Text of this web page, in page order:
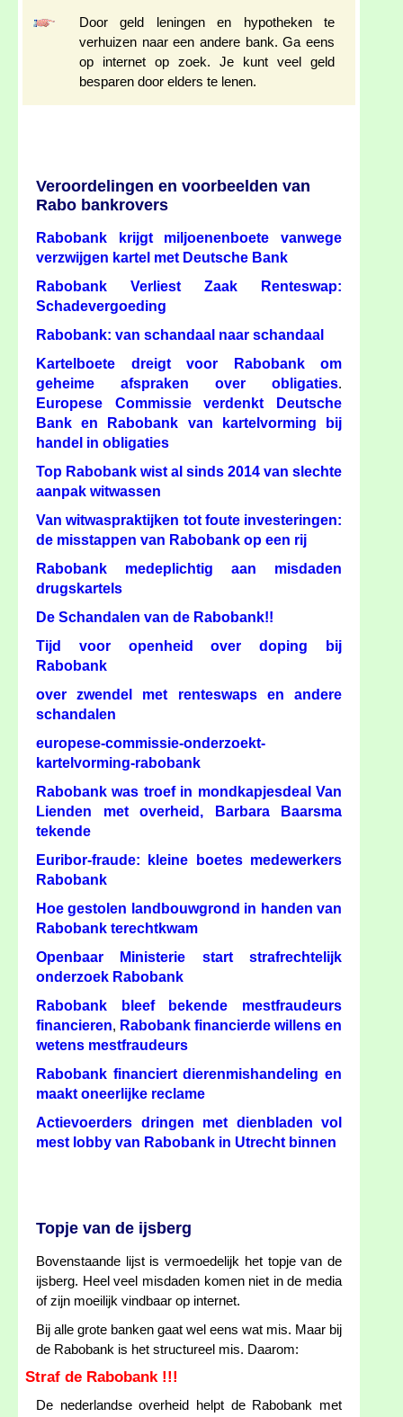
Door geld leningen en hypotheken te
verhuizen naar een andere bank. Ga eens
op internet op zoek. Je kunt veel geld
besparen door elders te lenen.
Veroordelingen en voorbeelden van
Rabo bankrovers
Rabobank krijgt miljoenenboete vanwege
verzwijgen kartel met Deutsche Bank
Rabobank Verliest Zaak Renteswap:
Schadevergoeding
Rabobank: van schandaal naar schandaal
Kartelboete dreigt voor Rabobank om
geheime afspraken over obligaties.
Europese Commissie verdenkt Deutsche
Bank en Rabobank van kartelvorming bij
handel in obligaties
Top Rabobank wist al sinds 2014 van slechte
aanpak witwassen
Van witwaspraktijken tot foute investeringen:
de misstappen van Rabobank op een rij
Rabobank medeplichtig aan misdaden
drugskartels
De Schandalen van de Rabobank!!
Tijd voor openheid over doping bij
Rabobank
over zwendel met renteswaps en andere
schandalen
europese-commissie-onderzoekt-
kartelvorming-rabobank
Rabobank was troef in mondkapjesdeal Van
Lienden met overheid, Barbara Baarsma
tekende
Euribor-fraude: kleine boetes medewerkers
Rabobank
Hoe gestolen landbouwgrond in handen van
Rabobank terechtkwam
Openbaar Ministerie start strafrechtelijk
onderzoek Rabobank
Rabobank bleef bekende mestfraudeurs
financieren, Rabobank financierde willens en
wetens mestfraudeurs
Rabobank financiert dierenmishandeling en
maakt oneerlijke reclame
Actievoerders dringen met dienbladen vol
mest lobby van Rabobank in Utrecht binnen
Topje van de ijsberg
Bovenstaande lijst is vermoedelijk het topje van de
ijsberg. Heel veel misdaden komen niet in de media
of zijn moeilijk vindbaar op internet.
Bij alle grote banken gaat wel eens wat mis. Maar bij
de Rabobank is het structureel mis. Daarom:
Straf de Rabobank !!!
De nederlandse overheid helpt de Rabobank met